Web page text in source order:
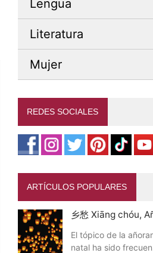
Lengua
Literatura
Mujer
REDES SOCIALES
ARTÍCULOS POPULARES
乡愁 Xiāng chóu,
El tópico de la
natal ha sido